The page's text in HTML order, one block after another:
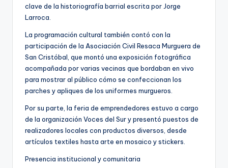
clave de la historiografía barrial escrita por Jorge
Larroca.
La programación cultural también contó con la
participación de la Asociación Civil Resaca Murguera de
San Cristóbal, que montó una exposición fotográfica
acompañada por varias vecinas que bordaban en vivo
para mostrar al público cómo se confeccionan los
parches y apliques de los uniformes murgueros.
Por su parte, la feria de emprendedores estuvo a cargo
de la organización Voces del Sur y presentó puestos de
realizadores locales con productos diversos, desde
artículos textiles hasta arte en mosaico y stickers.
Presencia institucional y comunitaria